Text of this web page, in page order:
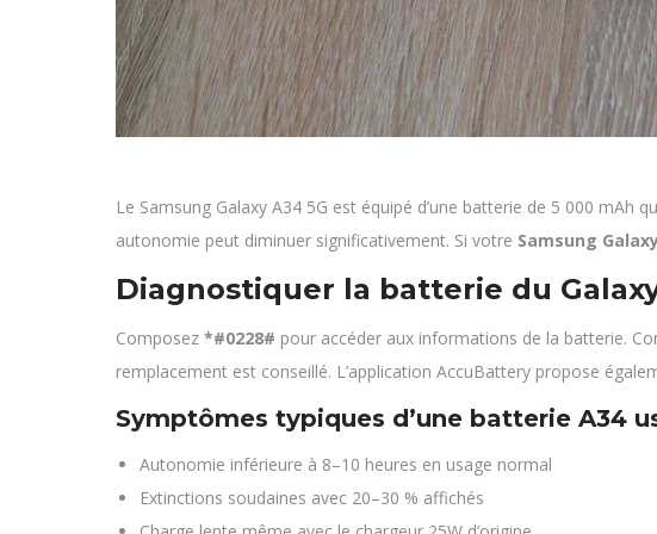
Le Samsung Galaxy A34 5G est équipé d’une batterie de 5 000
autonomie peut diminuer significativement. Si votre Samsung
Diagnostiquer la batterie du
Composez *#0228# pour accéder aux informations de la batterie.
remplacement est conseillé. L’application AccuBattery propose
Symptômes typiques d’une batterie A34
Autonomie inférieure à 8–10 heures en usage normal
Extinctions soudaines avec 20–30 % affichés